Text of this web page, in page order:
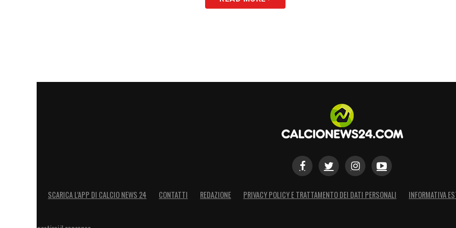
SCARICA L’APP DI CALCIO NEWS 24 CONTATTI REDAZIONE PRIVACY POLICY E TRATTAMENTO DEI DATI PERSONALI INFORMATIVA